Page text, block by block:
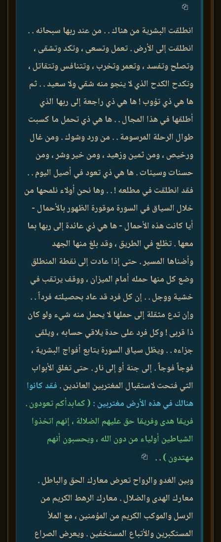
انطلقت البشرية من هناك . . من عند ربها سبحانه . .
انطلقت إلى الأرض . تعمل وتسعى ، وتكد وتشقى ،
وتصلح وتفسد ، وتعمر وتخرب ، وتتنافس وتتقاتل ،
وتكدح الكدح الذي لا ينجو منه شقي ولا سعيد . . ثم
ها هي ذي تؤوب ! ها هي ذي راجعة إلى ربها الذي
أطلقها في هذا المجال . . ها هي ذي تحمل ما كسبت
طوال الرحلة المرسومة . . من ورد وشوك . ومن غال
ورخيص ، ومن ثمين وزهيد ، ومن خير وشر ، ومن
حسنات وسيئات . ها هي ذي تعود في أصيل اليوم . .
فقد انطلقت في مطلعه ! . . وها نحن أولاء نلمحها من
خلال السياق في السورة موقورة الظهور بالأحمال -
أيا كانت هذه الأحمال - ها هي ذي عائدة إلى ربها بما
معها . تظلع في الطريق ، وقد بلغ منها الجهد
وأضناها المسير . حتى إذا عادت إلى نقطة المنطلق
وضع كل منها حمله أمام الميزان ، ووقف يرتقب في
خشية ووجل . . إن كل فرد قد عاد بحصيلته فرداً . .
وإن تدع مثقلة إلى حملها لا يحمل منه شيء ولو كان
ذا قربى ! وكل فرد على حدة يلاقي حسابه ، ويلقى
جزاءه . . ويظل سياق السورة يتابع أفواج البشرية ،
فوجاً فوجاً . إلى جنة أو إلى نار . حتى تغلق الأبواب
التي فتحت لاستقبال المغتربين العائدين . فقد كانوا
هنالك في هذه الأرض مغتربين : ( كمابدأكم تعودون .
فريقا هدى وفريقا حق عليهم الضلالة ، إنهم اتخذوا
الشياطين أولياء من دون الله ، ويحسبون أنهم
مهتدون ). .
وبين الغدو والرواح تعرض معارك الحق والباطل .
معارك الهدى والضلال . معارك الرهط الكريم من
الرسل والموكب الكريم من المؤمنين ، مع الملأ
المستكبرين والأتباع المستخفين . ويعرض الصراع